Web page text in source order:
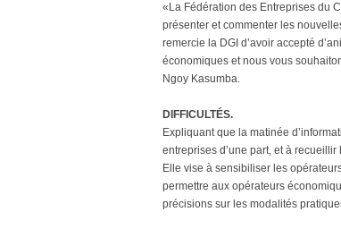
«La Fédération des Entreprises du
présenter et commenter les
remercie la DGI d’avoir accepté
économiques et nous vous
Ngoy Kasumba.
DIFFICULTÉS.
Expliquant que la matinée
entreprises d’une part, et à
Elle vise à sensibiliser les
permettre aux opérateurs
précisions sur les modalités